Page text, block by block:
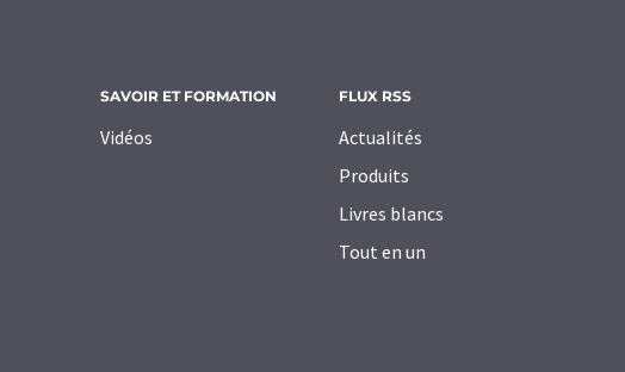
SAVOIR ET FORMATION
Vidéos
FLUX RSS
Actualités
Produits
Livres blancs
Tout en un